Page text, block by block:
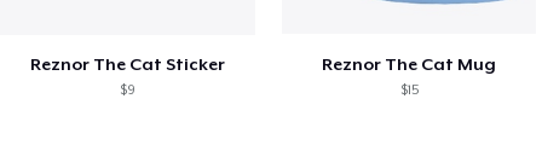
Reznor The Cat Sticker
$9
Reznor The Cat Mug
$15